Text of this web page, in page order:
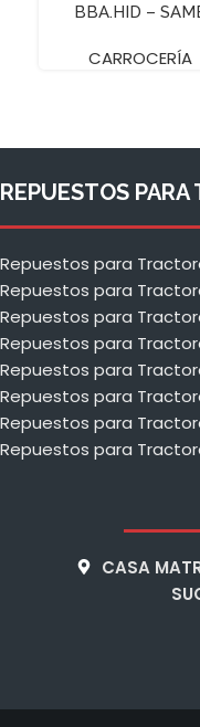
BBA.HID –
CARROCERÍA
REPUESTOS PARA
Repuestos para
Repuestos para
Repuestos para
Repuestos para
Repuestos para
Repuestos para
Repuestos para
Repuestos para
CASA